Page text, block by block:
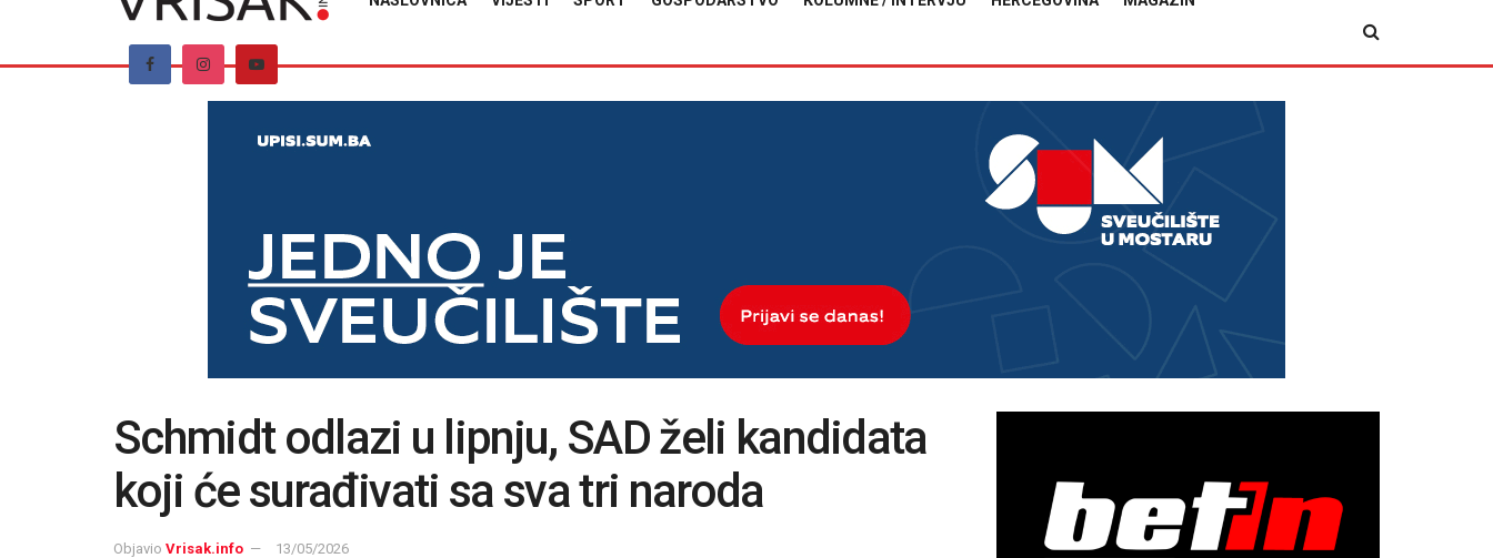
Schmidt odlazi u lipnju, SAD želi kandidata
koji će surađivati sa sva tri naroda
Objavio Vrisak.info 13/05/2026